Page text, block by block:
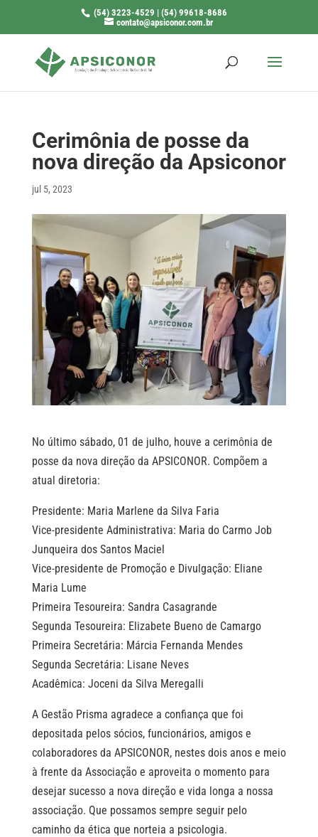
(54) 3223-4529 | (54) 99618-8686
contato@apsiconor.com.br
Cerimônia de posse da
nova direção da Apsiconor
jul 5, 2023
No último sábado, 01 de julho, houve a cerimônia de
posse da nova direção da APSICONOR. Compõem a
atual diretoria:
Presidente: Maria Marlene da Silva Faria
Vice-presidente Administrativa: Maria do Carmo Job
Junqueira dos Santos Maciel
Vice-presidente de Promoção e Divulgação: Eliane
Maria Lume
Primeira Tesoureira: Sandra Casagrande
Segunda Tesoureira: Elizabete Bueno de Camargo
Primeira Secretária: Márcia Fernanda Mendes
Segunda Secretária: Lisane Neves
Acadêmica: Joceni da Silva Meregalli
A Gestão Prisma agradece a confiança que foi
depositada pelos sócios, funcionários, amigos e
colaboradores da APSICONOR, nestes dois anos e meio
à frente da Associação e aproveita o momento para
desejar sucesso a nova direção e vida longa a nossa
associação. Que possamos sempre seguir pelo
caminho da ética que norteia a psicologia.